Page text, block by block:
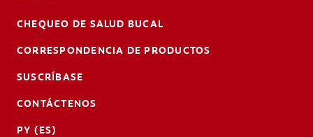
CHEQUEO DE SALUD BUCAL
CORRESPONDENCIA DE PRODUCTOS
SUSCRÍBASE
CONTÁCTENOS
PY (ES)